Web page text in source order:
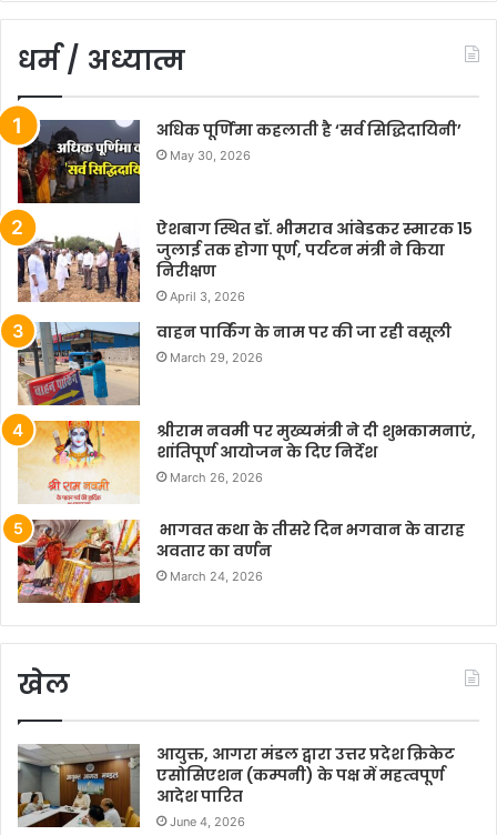
धर्म / अध्यात्म
अधिक पूर्णिमा कहलाती है ‘सर्व सिद्धिदायिनी’
May 30, 2026
ऐशबाग स्थित डॉ. भीमराव आंबेडकर स्मारक 15
जुलाई तक होगा पूर्ण, पर्यटन मंत्री ने किया
निरीक्षण
April 3, 2026
वाहन पार्किंग के नाम पर की जा रही वसूली
March 29, 2026
श्रीराम नवमी पर मुख्यमंत्री ने दी शुभकामनाएं,
शांतिपूर्ण आयोजन के दिए निर्देश
March 26, 2026
भागवत कथा के तीसरे दिन भगवान के वाराह
अवतार का वर्णन
March 24, 2026
खेल
आयुक्त, आगरा मंडल द्वारा उत्तर प्रदेश क्रिकेट
एसोसिएशन (कम्पनी) के पक्ष में महत्वपूर्ण
आदेश पारित
June 4, 2026